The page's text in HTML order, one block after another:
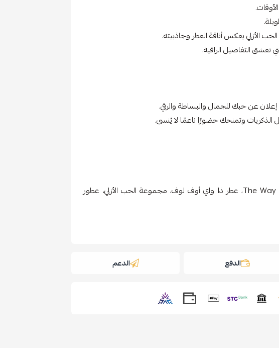
يعكس أناقة العطر وجاذبيته.
تعشق التفاصيل الراقية.
وتمنحك حضورًا ناعمًا لا يُنسى.
عطر The Way of Love، The Way of Love، عطر ذا واي أوف لوف، مجموعة الحب الأزلي، عطور
الدفع الدعم